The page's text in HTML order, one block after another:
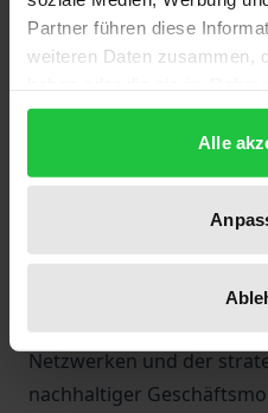
Partner führen diese
weiteren Daten zusammen,
gesammelt haben.
Alle
durch die Fokussierung
einer klimaverträglichen
Sowohl die Potenziale als
Herausforderungen der
industrieller
Umgang mit der digitalen
Netzwerken und der
nachhaltiger